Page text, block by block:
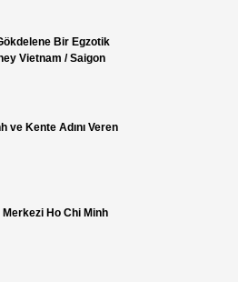
Bir Egzotik
Vietnam / Saigon
ve Kente Adını Veren
Merkezi Ho Chi Minh